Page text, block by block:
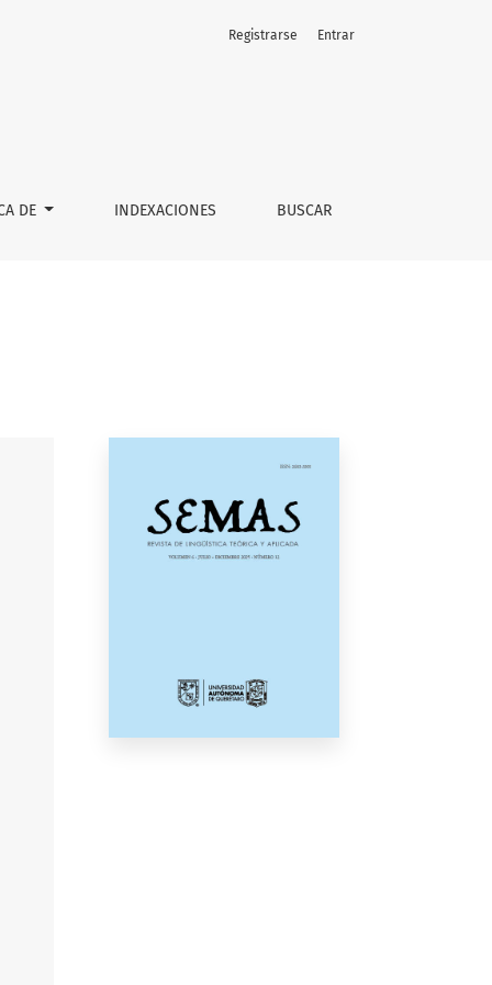
DE INDEXACIONES BUSCAR
Registrarse Entrar